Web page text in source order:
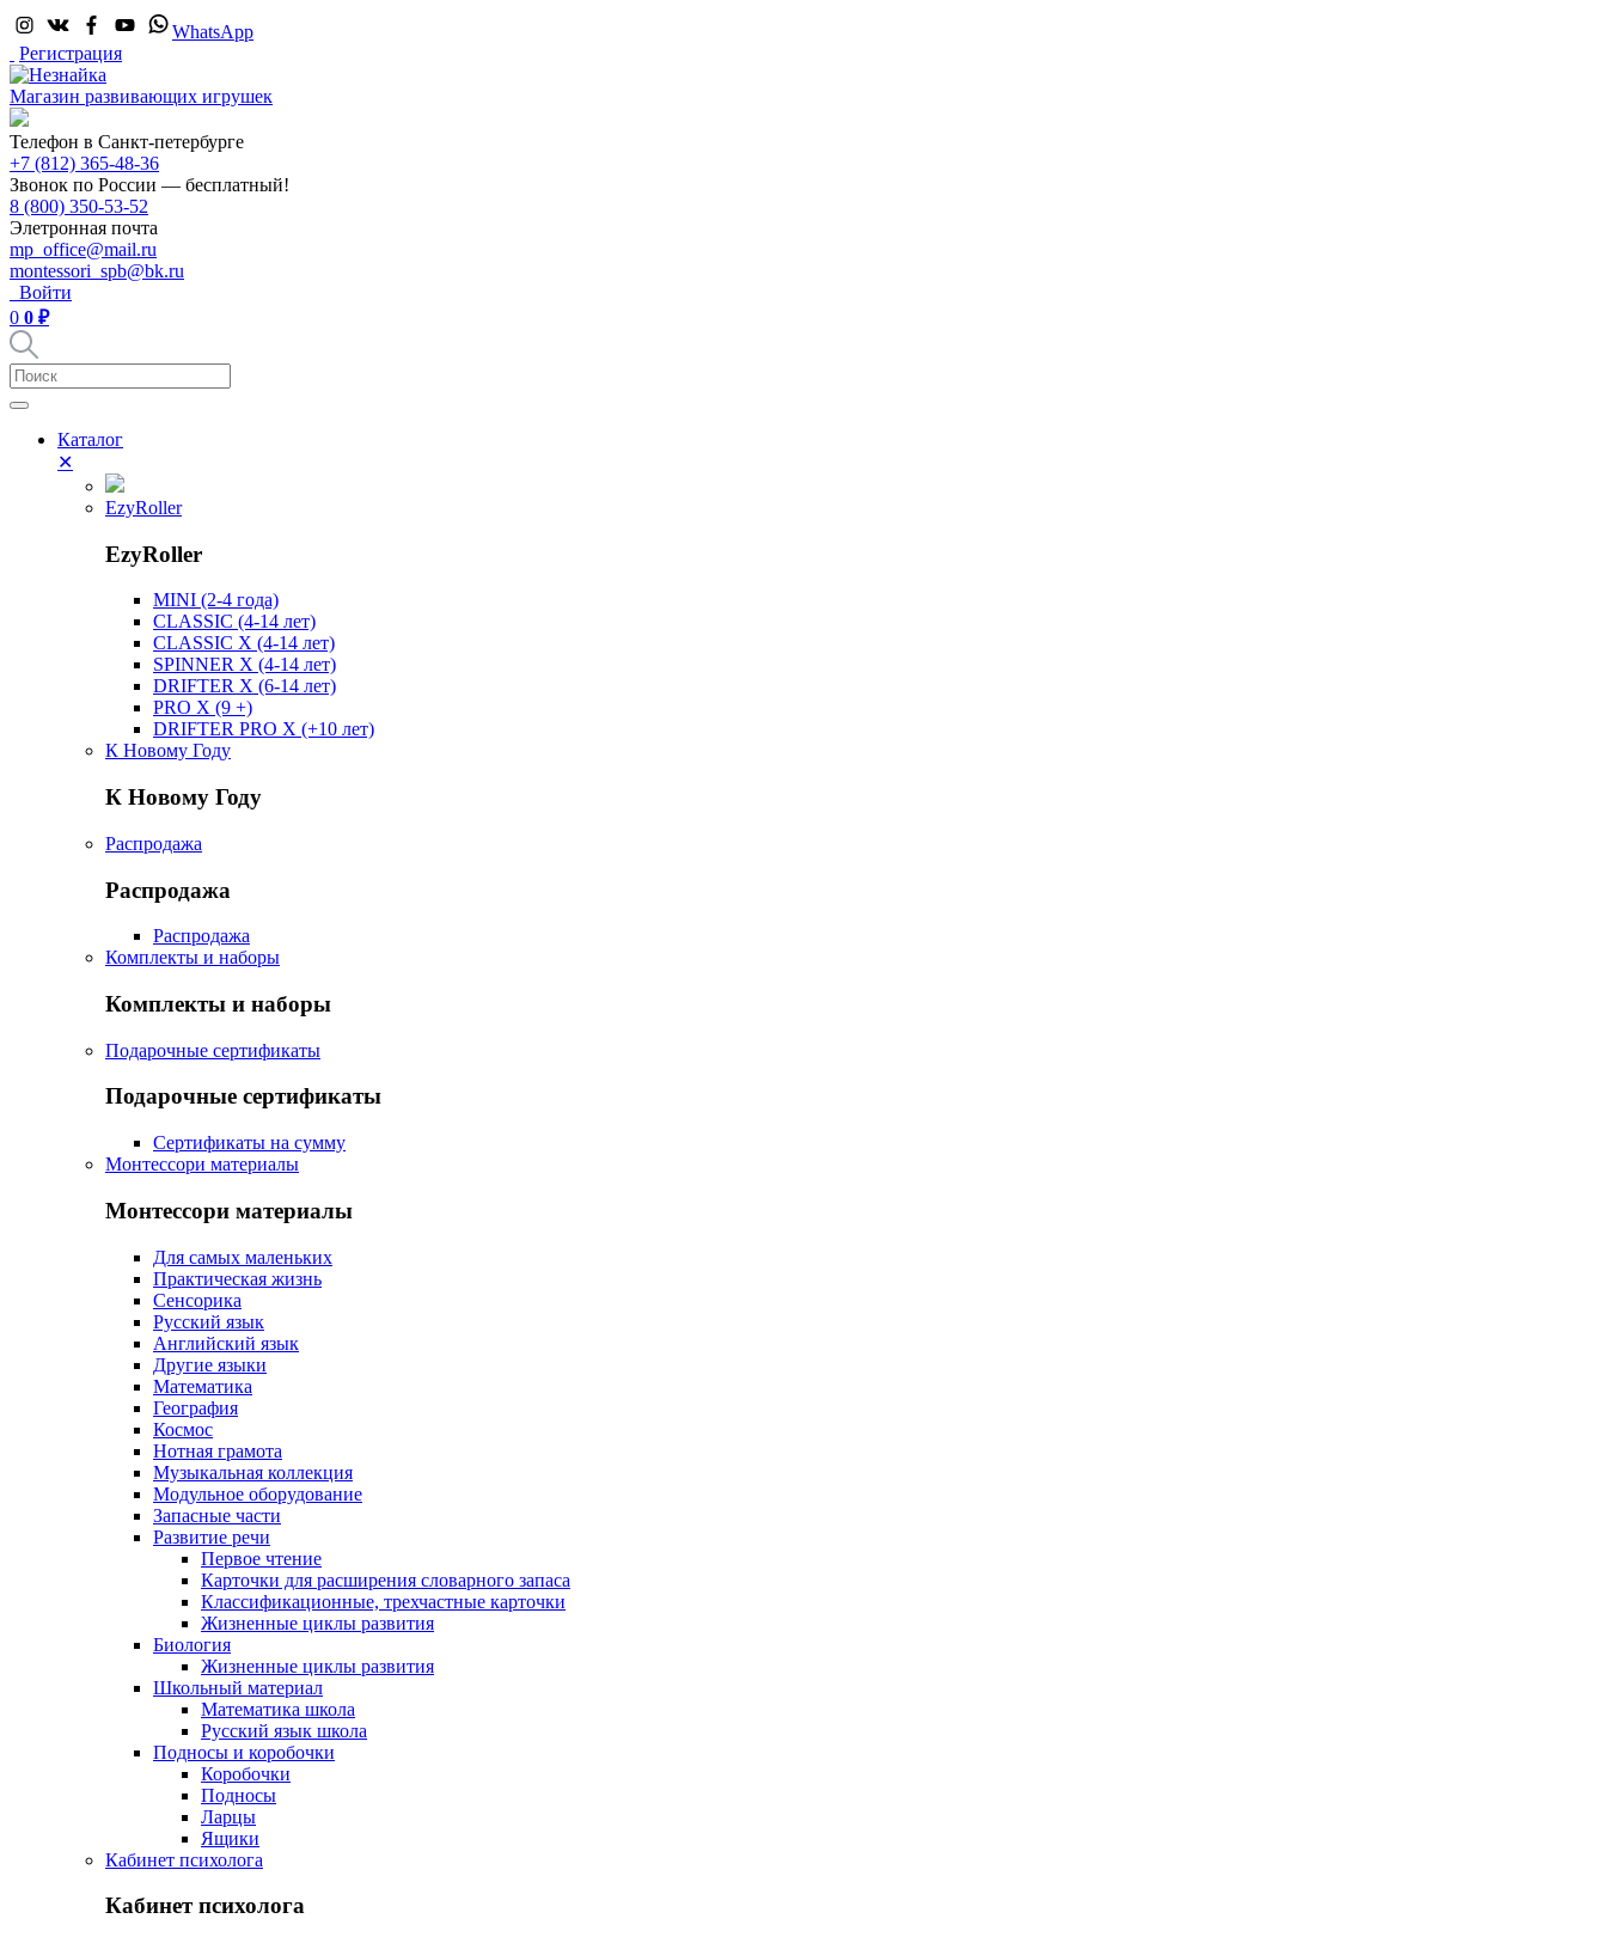
WhatsApp
Регистрация
Магазин развивающих игрушек
Телефон в Санкт-петербурге
+7 (812) 365-48-36
Звонок по России — бесплатный!
8 (800) 350-53-52
Элетронная почта
mp_office@mail.ru
montessori_spb@bk.ru
Войти
0 0 ₽
Каталог
✕
EzyRoller
EzyRoller
MINI (2-4 года)
CLASSIC (4-14 лет)
CLASSIC X (4-14 лет)
SPINNER X (4-14 лет)
DRIFTER X (6-14 лет)
PRO X (9 +)
DRIFTER PRO X (+10 лет)
К Новому Году
К Новому Году
Распродажа
Распродажа
Распродажа
Комплекты и наборы
Комплекты и наборы
Подарочные сертификаты
Подарочные сертификаты
Сертификаты на сумму
Монтессори материалы
Монтессори материалы
Для самых маленьких
Практическая жизнь
Сенсорика
Русский язык
Английский язык
Другие языки
Математика
География
Космос
Нотная грамота
Музыкальная коллекция
Модульное оборудование
Запасные части
Развитие речи
Первое чтение
Карточки для расширения словарного запаса
Классификационные, трехчастные карточки
Жизненные циклы развития
Биология
Жизненные циклы развития
Школьный материал
Математика школа
Русский язык школа
Подносы и коробочки
Коробочки
Подносы
Ларцы
Ящики
Кабинет психолога
Кабинет психолога